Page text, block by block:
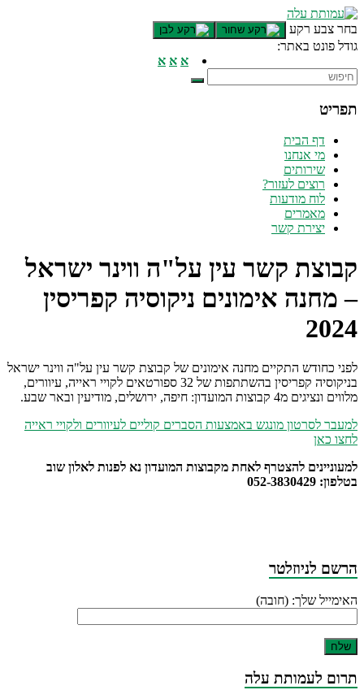
דלג לתוכן רצוי/Skip to content
בחר צבע רקע
גודל פונט באתר:
א א א
תפריט
דף הבית
מי אנחנו
שירותים
רוצים לעזור?
לוח מודעות
מאמרים
יצירת קשר
קבוצת קשר עין על"ה ווינר ישראל
– מחנה אימונים ניקוסיה קפריסין
2024
לפני כחודש התקיים מחנה אימונים של קבוצת קשר עין על"ה ווינר ישראל
בניקוסיה קפריסין בהשתתפות של 32 ספורטאים לקויי ראייה, עיוורים,
מלווים ונציגים מ4 קבוצות המועדון: חיפה, ירושלים, מודיעין ובאר שבע.
למעבר לסרטון מונגש באמצעות הסברים קוליים לעיוורים ולקויי ראייה
לחצו כאן
למעוניינים להצטרף לאחת מקבוצות המועדון נא לפנות לאלון שוב
בטלפון: 052-3830429
הרשם לניוזלטר
האימייל שלך: (חובה)
תרום לעמותת עלה